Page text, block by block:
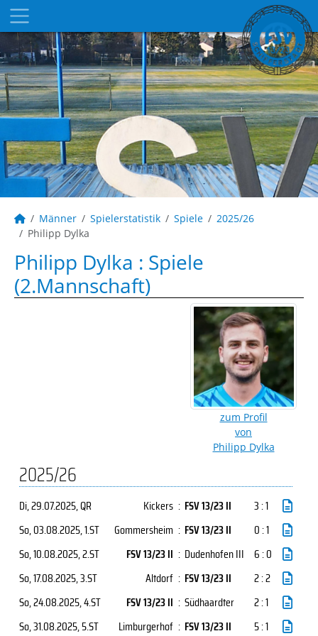
Männer Spielerstatistik Spiele
2025/26
Philipp Dylka
Philipp Dylka : Spiele
(2.Mannschaft)
zum Profil
von
Philipp Dylka
2025/26
Di, 29.07.2025, QR Kickers : FSV 13/23 II
3 : 1
So, 03.08.2025, 1.ST Gommersheim : FSV 13/23 II
0 : 1
So, 10.08.2025, 2.ST FSV 13/23 II : Dudenhofen III 6 : 0
So, 17.08.2025, 3.ST Altdorf : FSV 13/23 II
2 : 2
So, 24.08.2025, 4.ST FSV 13/23 II : Südhaardter
2 : 1
So, 31.08.2025, 5.ST Limburgerhof : FSV 13/23 II 5 : 1